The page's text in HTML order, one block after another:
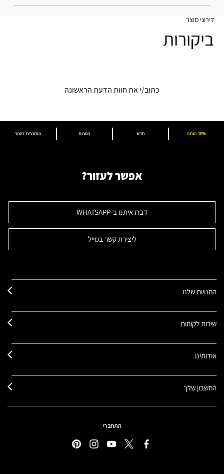
דירוגי מוצר
ביקורות
כתוב/י את חוות הדעת הראשונה
הנמכרים ביותר הטבות חדש 10% הנחה
אפשר לעזור?
דברו איתנו ב-WHATSAPP
ליצירת קשר במייל
החנויות שלנו
שירות לקוחות
אודותינו
החשבון שלך
התחברי